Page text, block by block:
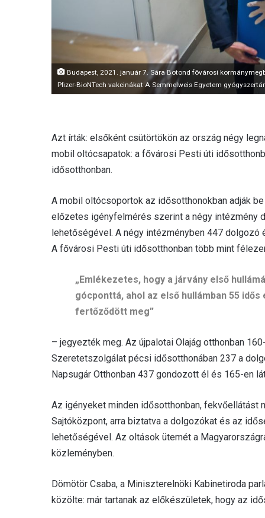
Budapest, 2021. január 7. Sára Botond fõvárosi
Pfizer-BioNTech vakcinákat A Semmelweis Egyetem
Azt írták: elsőként csütörtökön az ország négy
mobil oltócsapatok: a fővárosi Pesti úti
idősotthonban.
A mobil oltócsoportok az idősotthonokban adják
előzetes igényfelmérés szerint a négy intézmény
lehetőségével. A négy intézményben 447
A fővárosi Pesti úti idősotthonban több mint
„Emlékezetes, hogy a járvány első
gócponttá, ahol az első hullámban 55
fertőződött meg”
– jegyezték meg. Az újpalotai Olajág otthonban
Szeretetszolgálat pécsi idősotthonában 237 a
Napsugár Otthonban 437 gondozott él és 165-en
Az igényeket minden idősotthonban, fekvőellátást
Sajtóközpont, arra biztatva a dolgozókat és az
lehetőségével. Az oltások ütemét a
közleményben.
Dömötör Csaba, a Miniszterelnöki Kabinetiroda
közölte: már tartanak az előkészületek, hogy az